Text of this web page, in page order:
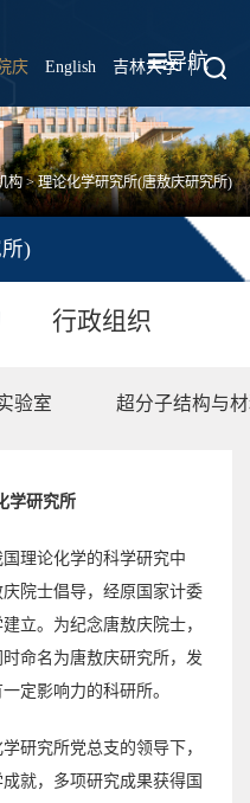
庆 English 吉林大学 |
导航
构 >理论化学研究所(唐敖庆研究所)
)
验室 超分子结构与
行政组织
学研究所
理论化学的科学研究中
院士倡导，经原国家计委
立。为纪念唐敖庆院士，
命名为唐敖庆研究所，发
定影响力的科研所。
研究所党总支的领导下，
就，多项研究成果获得国